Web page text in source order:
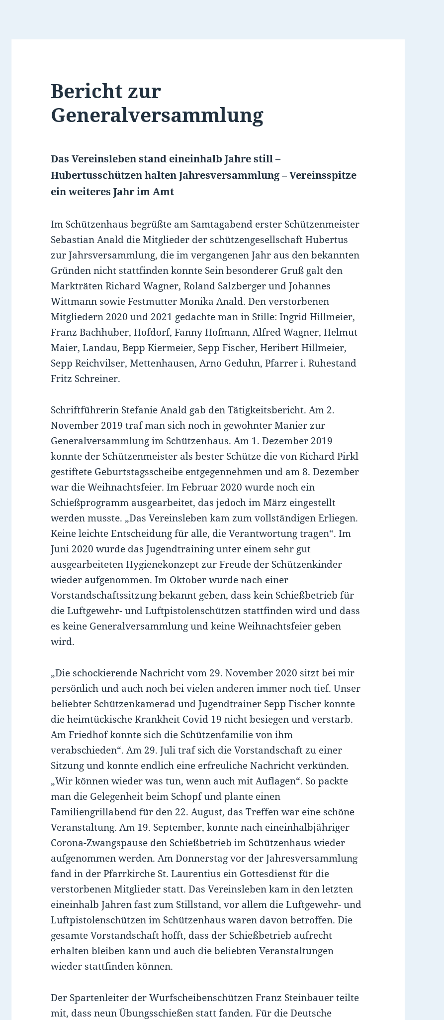
Bericht zur
Generalversammlung
Das Vereinsleben stand eineinhalb Jahre still–
Hubertusschützen halten Jahresversammlung – Vereinsspitze
ein weiteres Jahr im Amt
Im Schützenhaus begrüßte am Samtagabend erster Schützenmeister
Sebastian Anald die Mitglieder der schützengesellschaft Hubertus
zur Jahrsversammlung, die im vergangenen Jahr aus den bekannten
Gründen nicht stattfinden konnte Sein besonderer Gruß galt den
Markträten Richard Wagner, Roland Salzberger und Johannes
Wittmann sowie Festmutter Monika Anald. Den verstorbenen
Mitgliedern 2020 und 2021 gedachte man in Stille: Ingrid Hillmeier,
Franz Bachhuber, Hofdorf, Fanny Hofmann, Alfred Wagner, Helmut
Maier, Landau, Bepp Kiermeier, Sepp Fischer, Heribert Hillmeier,
Sepp Reichvilser, Mettenhausen, Arno Geduhn, Pfarrer i. Ruhestand
Fritz Schreiner.
Schriftführerin Stefanie Anald gab den Tätigkeitsbericht. Am 2.
November 2019 traf man sich noch in gewohnter Manier zur
Generalversammlung im Schützenhaus. Am 1. Dezember 2019
konnte der Schützenmeister als bester Schütze die von Richard Pirkl
gestiftete Geburtstagsscheibe entgegennehmen und am 8. Dezember
war die Weihnachtsfeier. Im Februar 2020 wurde noch ein
Schießprogramm ausgearbeitet, das jedoch im März eingestellt
werden musste. „Das Vereinsleben kam zum vollständigen Erliegen.
Keine leichte Entscheidung für alle, die Verantwortung tragen“. Im
Juni 2020 wurde das Jugendtraining unter einem sehr gut
ausgearbeiteten Hygienekonzept zur Freude der Schützenkinder
wieder aufgenommen. Im Oktober wurde nach einer
Vorstandschaftssitzung bekannt geben, dass kein Schießbetrieb für
die Luftgewehr- und Luftpistolenschützen stattfinden wird und dass
es keine Generalversammlung und keine Weihnachtsfeier geben
wird.
„Die schockierende Nachricht vom 29. November 2020 sitzt bei mir
persönlich und auch noch bei vielen anderen immer noch tief. Unser
beliebter Schützenkamerad und Jugendtrainer Sepp Fischer konnte
die heimtückische Krankheit Covid 19 nicht besiegen und verstarb.
Am Friedhof konnte sich die Schützenfamilie von ihm
verabschieden“. Am 29. Juli traf sich die Vorstandschaft zu einer
Sitzung und konnte endlich eine erfreuliche Nachricht verkünden.
„Wir können wieder was tun, wenn auch mit Auflagen“. So packte
man die Gelegenheit beim Schopf und plante einen
Familiengrillabend für den 22. August, das Treffen war eine schöne
Veranstaltung. Am 19. September, konnte nach eineinhalbjähriger
Corona-Zwangspause den Schießbetrieb im Schützenhaus wieder
aufgenommen werden. Am Donnerstag vor der Jahresversammlung
fand in der Pfarrkirche St. Laurentius ein Gottesdienst für die
verstorbenen Mitglieder statt. Das Vereinsleben kam in den letzten
eineinhalb Jahren fast zum Stillstand, vor allem die Luftgewehr- und
Luftpistolenschützen im Schützenhaus waren davon betroffen. Die
gesamte Vorstandschaft hofft, dass der Schießbetrieb aufrecht
erhalten bleiben kann und auch die beliebten Veranstaltungen
wieder stattfinden können.
Der Spartenleiter der Wurfscheibenschützen Franz Steinbauer teilte
mit, dass neun Übungsschießen statt fanden. Für die Deutsche